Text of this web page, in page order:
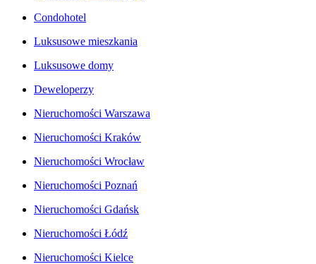
Condohotel
Luksusowe mieszkania
Luksusowe domy
Deweloperzy
Nieruchomości Warszawa
Nieruchomości Kraków
Nieruchomości Wrocław
Nieruchomości Poznań
Nieruchomości Gdańsk
Nieruchomości Łódź
Nieruchomości Kielce